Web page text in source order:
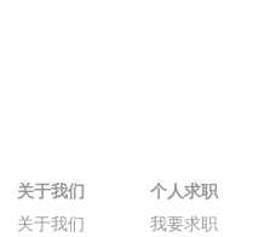
关于我们
关于我们
个人求职
我要求职